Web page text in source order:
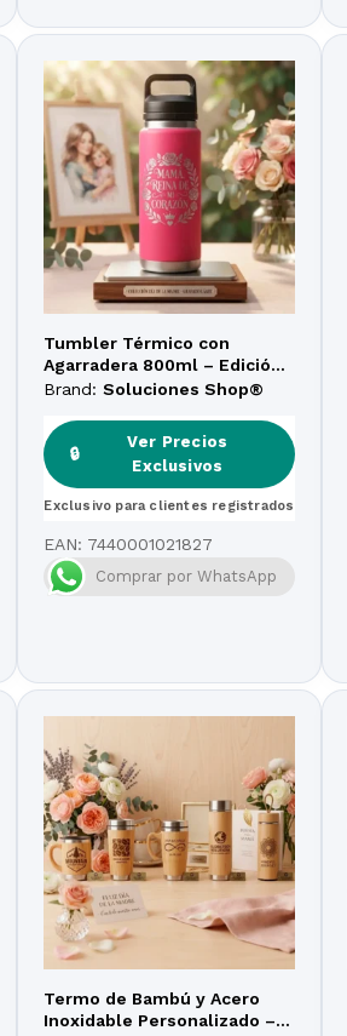
Tumbler Térmico con
Agarradera 800ml – Edición
Especial Día de la Madre
Brand: Soluciones Shop®
🔒
Ver Precios
Exclusivos
Exclusivo para clientes registrados
EAN: 7440001021827
Comprar por WhatsApp
Termo de Bambú y Acero
Inoxidable Personalizado –